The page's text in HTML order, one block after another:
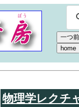
物理学レクチ